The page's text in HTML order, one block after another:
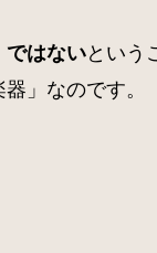
ではないという
」なのです。